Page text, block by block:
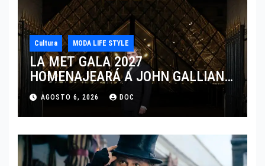
Cultura MODA LIFE STYLE
LA MET GALA 2027
HOMENAJEARÁ A JOHN GALLIANO
MARCANDO EL REGRESO DEL REY
DEL DRAMATISMO
AGOSTO 6, 2026 DOC